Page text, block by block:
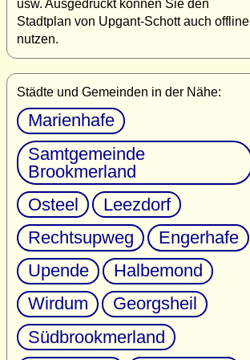
usw. Ausgedruckt können Sie den
Stadtplan von Upgant-Schott auch offline
nutzen.
Städte und Gemeinden in der Nähe:
Marienhafe
Samtgemeinde
Brookmerland
Osteel
Leezdorf
Rechtsupweg
Engerhafe
Upende
Halbemond
Wirdum
Georgsheil
Südbrookmerland